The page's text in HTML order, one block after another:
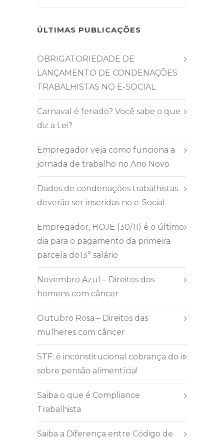
ÚLTIMAS PUBLICAÇÕES
OBRIGATORIEDADE DE
LANÇAMENTO DE CONDENAÇÕES
TRABALHISTAS NO E-SOCIAL
Carnaval é feriado? Você sabe o que
diz a Lei?
Empregador veja como funciona a
jornada de trabalho no Ano Novo
Dados de condenações trabalhistas
deverão ser inseridas no e-Social
Empregador, HOJE (30/11) é o último
dia para o pagamento da primeira
parcela do13° salário
Novembro Azul – Direitos dos
homens com câncer
Outubro Rosa – Direitos das
mulheres com câncer
STF: é inconstitucional cobrança do ir
sobre pensão alimentícia!
Saiba o que é Compliance
Trabalhista
Saiba a Diferença entre Código de